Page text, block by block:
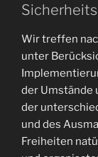
Wir treffen
unter
der Umstände
der
und des
Freiheiten